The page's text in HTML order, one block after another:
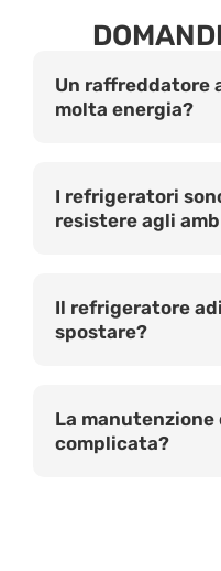
Un raffreddatore
molta energia?
I refrigeratori
resistere agli
Il refrigeratore
spostare?
La
complicata?